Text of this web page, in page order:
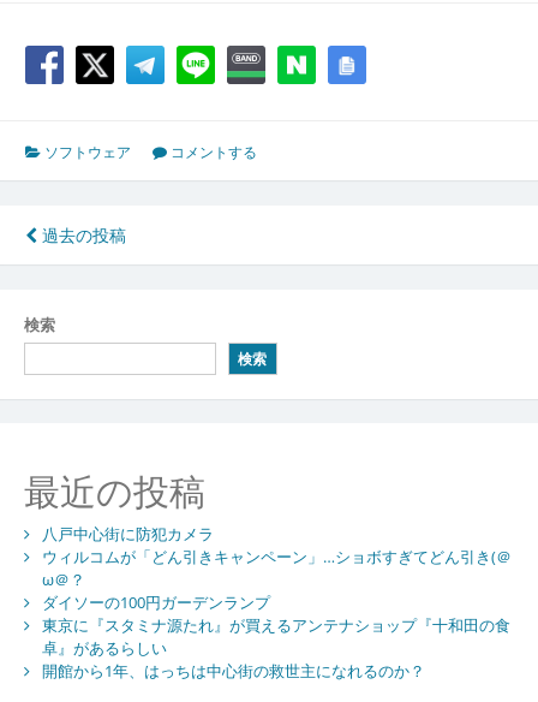
ソフトウェア コメントする
投
稿
ナ
ビ
ゲ
シ
ョ
ン
過去の投稿
検索
検索
最近の投稿
八戸中心街に防犯カメラ
ウィルコムが「どん引きキャンペーン」…ショボすぎてどん引き(＠
ω＠？
ダイソーの100円ガーデンランプ
東京に『スタミナ源たれ』が買えるアンテナショップ『十和田の食
卓』があるらしい
開館から1年、はっちは中心街の救世主になれるのか？